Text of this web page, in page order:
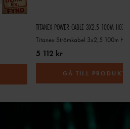
TITANEX POWER CABLE 3X2.5 100M
Titanex Strömkabel 3x2,5 100m
5 112 kr
GÅ TILL PRODUKT